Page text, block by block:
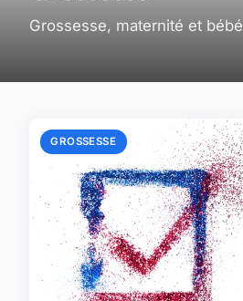
Grossesse, maternité et bébé
GROSSESSE